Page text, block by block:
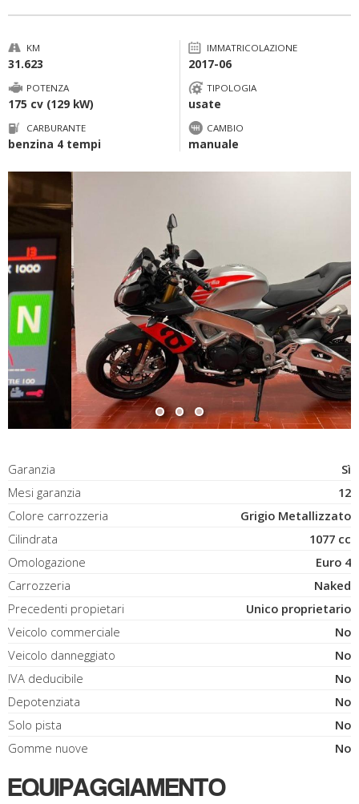
KM
31.623
IMMATRICOLAZIONE
2017-06
POTENZA
175 cv (129 kW)
TIPOLOGIA
usate
CARBURANTE
benzina 4 tempi
CAMBIO
manuale
Garanzia
Sì
Mesi garanzia
12
Colore carrozzeria
Grigio Metallizzato
Cilindrata
1077 cc
Omologazione
Euro 4
Carrozzeria
Naked
Precedenti propietari
Unico proprietario
Veicolo commerciale
No
Veicolo danneggiato
No
IVA deducibile
No
Depotenziata
No
Solo pista
No
Gomme nuove
No
EQUIPAGGIAMENTO